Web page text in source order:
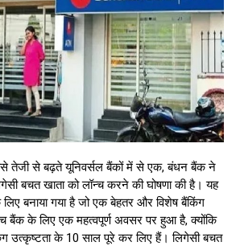
तेजी से बढ़ते यूनिवर्सल बैंकों में से एक, बंधन बैंक ने
बचत खाता को लॉन्च करने की घोषणा की है। यह
बनाया गया है जो एक बेहतर और विशेष बैंकिंग
बैंक के लिए एक महत्वपूर्ण अवसर पर हुआ है, क्योंकि
उत्कृष्टता के 10 साल पूरे कर लिए हैं। लिगेसी बचत